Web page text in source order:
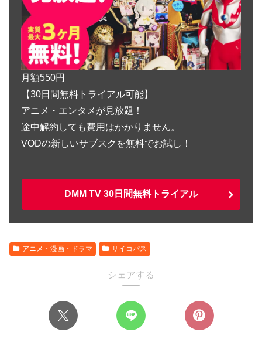
月額550円
【30日間無料トライアル可能】
アニメ・エンタメが見放題！
途中解約しても費用はかかりません。
VODの新しいサブスクを無料でお試し！
DMM TV 30日間無料トライアル
アニメ・漫画・ドラマ サイコパス
シェアする